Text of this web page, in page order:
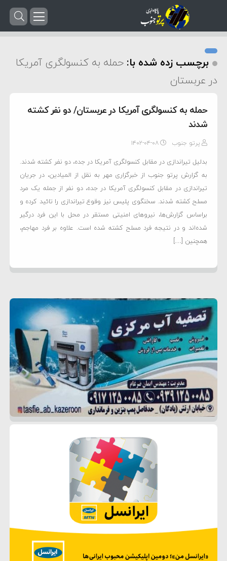
برچسب زده شده با: حمله به کنسولگری آمریکا
در عربستان
حمله به کنسولگری آمریکا در عربستان/ دو نفر کشته
شدند
پرتو جنوب ۱۴۰۲-۰۴-۰۸
بدلیل تیراندازی در مقابل کنسولگری آمریکا در جده، دو نفر کشته شدند.
به گزارش پرتو جنوب از خبرگزاری مهر به نقل از المیادین، در جریان
تیراندازی در مقابل کنسولگری آمریکا در جده، دو نفر از جمله یک مرد
مسلح کشته شدند. سخنگوی پلیس نیز وقوع تیراندازی را تائید کرده و
براساس گزارش‌ها، نیروهای امنیتی مستقر در محل با این فرد درگیر
شده‌اند و در نتیجه فرد مسلح کشته شده است. علاوه بر فرد مهاجم،
همچنین […]